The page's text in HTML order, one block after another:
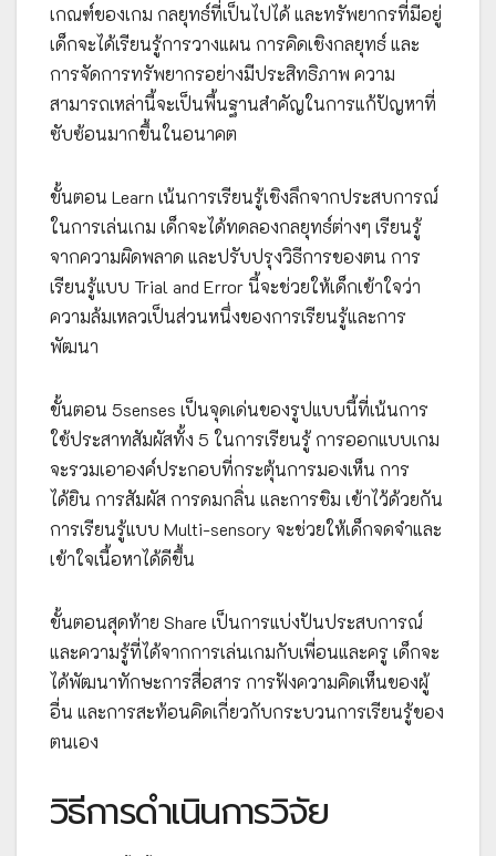
เกณฑ์ของเกม กลยุทธ์ที่เป็นไปได้ และทรัพยากรที่มีอยู่
เด็กจะได้เรียนรู้การวางแผน การคิดเชิงกลยุทธ์ และ
การจัดการทรัพยากรอย่างมีประสิทธิภาพ ความ
สามารถเหล่านี้จะเป็นพื้นฐานสำคัญในการแก้ปัญหาที่
ซับซ้อนมากขึ้นในอนาคต
ขั้นตอน Learn เน้นการเรียนรู้เชิงลึกจากประสบการณ์
ในการเล่นเกม เด็กจะได้ทดลองกลยุทธ์ต่างๆ เรียนรู้
จากความผิดพลาด และปรับปรุงวิธีการของตน การ
เรียนรู้แบบ Trial and Error นี้จะช่วยให้เด็กเข้าใจว่า
ความล้มเหลวเป็นส่วนหนึ่งของการเรียนรู้และการ
พัฒนา
ขั้นตอน 5senses เป็นจุดเด่นของรูปแบบนี้ที่เน้นการ
ใช้ประสาทสัมผัสทั้ง 5 ในการเรียนรู้ การออกแบบเกม
จะรวมเอาองค์ประกอบที่กระตุ้นการมองเห็น การ
ได้ยิน การสัมผัส การดมกลิ่น และการชิม เข้าไว้ด้วยกัน
การเรียนรู้แบบ Multi-sensory จะช่วยให้เด็กจดจำและ
เข้าใจเนื้อหาได้ดีขึ้น
ขั้นตอนสุดท้าย Share เป็นการแบ่งปันประสบการณ์
และความรู้ที่ได้จากการเล่นเกมกับเพื่อนและครู เด็กจะ
ได้พัฒนาทักษะการสื่อสาร การฟังความคิดเห็นของผู้
อื่น และการสะท้อนคิดเกี่ยวกับกระบวนการเรียนรู้ของ
ตนเอง
วิธีการดำเนินการวิจัย